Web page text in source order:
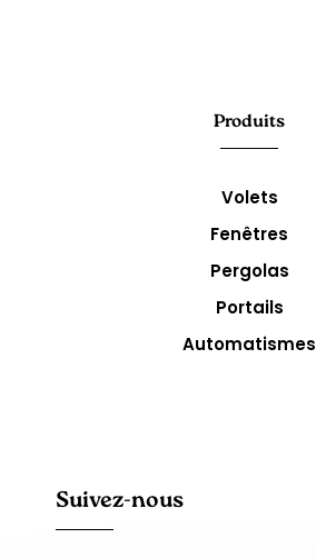
Produits
Volets
Fenêtres
Pergolas
Portails
Automatismes
Suivez-nous